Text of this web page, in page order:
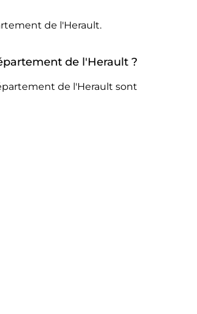
de l'Herault.
de l'Herault ?
de l'Herault sont